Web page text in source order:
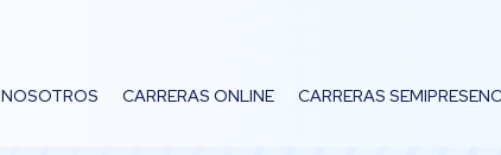
NOSOTROS CARRERAS ONLINE CARRERAS